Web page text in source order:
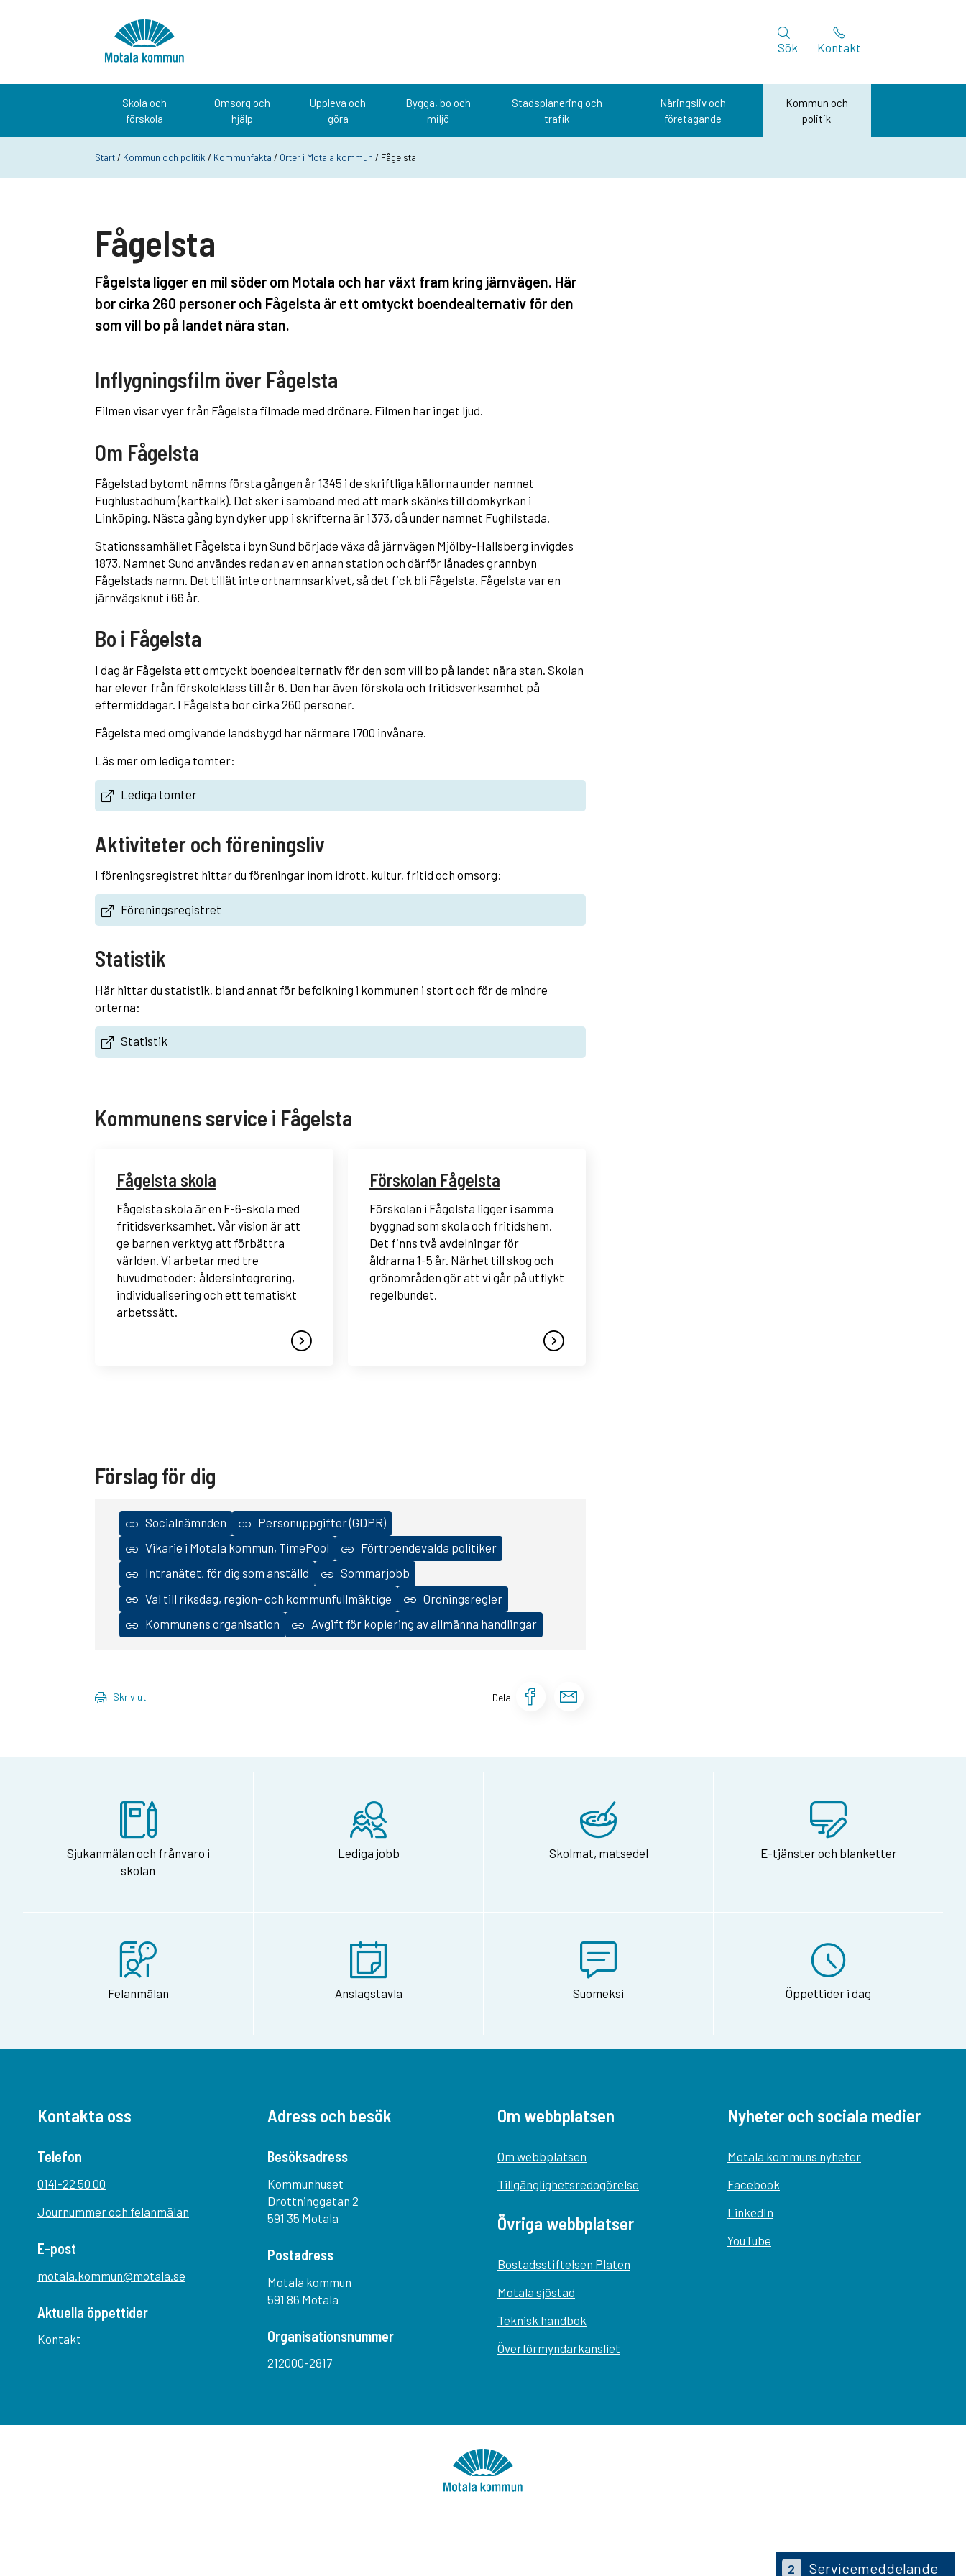
Sök
Kontakt
Skola och
förskola
Omsorg och
hjälp
Uppleva och
göra
Bygga, bo och
miljö
Stadsplanering och
trafik
Näringsliv och
företagande
Kommun och
politik
Start/ Kommun och politik / Kommunfakta / Orter i Motala kommun / Fågelsta
Fågelsta
Fågelsta ligger en mil söder om Motala och har växt fram kring järnvägen. Här
bor cirka 260 personer och Fågelsta är ett omtyckt boendealternativ för den
som vill bo på landet nära stan.
Inflygningsfilm över Fågelsta
Filmen visar vyer från Fågelsta filmade med drönare. Filmen har inget ljud.
Om Fågelsta
Fågelstad bytomt nämns första gången år 1345 i de skriftliga källorna under namnet
Fughlustadhum (kartkalk). Det sker i samband med att mark skänks till domkyrkan i
Linköping. Nästa gång byn dyker upp i skrifterna är 1373, då under namnet Fughilstada.
Stationssamhället Fågelsta i byn Sund började växa då järnvägen Mjölby-Hallsberg invigdes
1873. Namnet Sund användes redan av en annan station och därför lånades grannbyn
Fågelstads namn. Det tillät inte ortnamnsarkivet, så det fick bli Fågelsta. Fågelsta var en
järnvägsknut i 66 år.
Bo i Fågelsta
I dag är Fågelsta ett omtyckt boendealternativ för den som vill bo på landet nära stan. Skolan
har elever från förskoleklass till år 6. Den har även förskola och fritidsverksamhet på
eftermiddagar. I Fågelsta bor cirka 260 personer.
Fågelsta med omgivande landsbygd har närmare 1700 invånare.
Läs mer om lediga tomter:
Lediga tomter
Aktiviteter och föreningsliv
I föreningsregistret hittar du föreningar inom idrott, kultur, fritid och omsorg:
Föreningsregistret
Statistik
Här hittar du statistik, bland annat för befolkning i kommunen i stort och för de mindre
orterna:
Statistik
Kommunens service i Fågelsta
Fågelsta skola
Fågelsta skola är en F-6-skola med
fritidsverksamhet. Vår vision är att
ge barnen verktyg att förbättra
världen. Vi arbetar med tre
huvudmetoder: åldersintegrering,
individualisering och ett tematiskt
arbetssätt.
Förskolan Fågelsta
Förskolan i Fågelsta ligger i samma
byggnad som skola och fritidshem.
Det finns två avdelningar för
åldrarna 1-5 år. Närhet till skog och
grönområden gör att vi går på utflykt
regelbundet.
Förslag för dig
Socialnämnden
Personuppgifter (GDPR)
Vikarie i Motala kommun, TimePool
Förtroendevalda politiker
Intranätet, för dig som anställd
Sommarjobb
Val till riksdag, region- och kommunfullmäktige
Ordningsregler
Kommunens organisation
Avgift för kopiering av allmänna handlingar
Skriv ut Dela Dela sidan på Facebook
Sjukanmälan och frånvaro i
skolan
Lediga jobb Skolmat, matsedel E-tjänster och blanketter
Felanmälan Anslagstavla Suomeksi Öppettider i dag
Kontakta oss
Telefon
0141-22 50 00
Journummer och felanmälan
E-post
motala.kommun@motala.se
Aktuella öppettider
Kontakt
Adress och besök
Besöksadress
Kommunhuset
Drottninggatan 2
591 35 Motala
Postadress
Motala kommun
591 86 Motala
Organisationsnummer
212000-2817
Om webbplatsen
Om webbplatsen
Tillgänglighetsredogörelse
Övriga webbplatser
Bostadsstiftelsen Platen
Motala sjöstad
Teknisk handbok
Överförmyndarkansliet
Nyheter och sociala medier
Motala kommuns nyheter
Facebook
LinkedIn
YouTube
2 Servicemeddelande